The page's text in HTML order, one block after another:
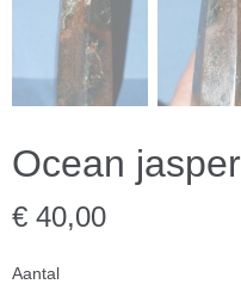
Ocean jasper
€ 40,00
Aantal